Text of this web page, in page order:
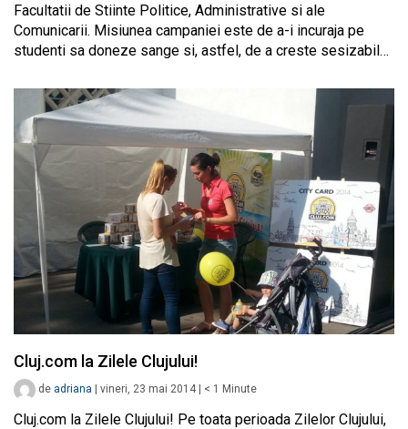
Facultatii de Stiinte Politice, Administrative si ale
Comunicarii. Misiunea campaniei este de a-i incuraja pe
studenti sa doneze sange si, astfel, de a creste sesizabil…
Cluj.com la Zilele Clujului!
de adriana vineri, 23 mai 2014 < 1 Minute
Cluj.com la Zilele Clujului! Pe toata perioada Zilelor Clujului,